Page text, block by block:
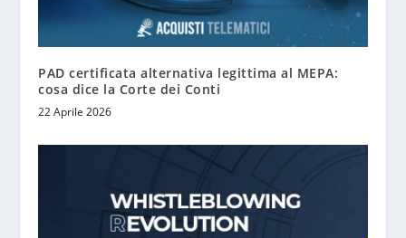
PAD certificata alternativa legittima al MEPA:
cosa dice la Corte dei Conti
22 Aprile 2026